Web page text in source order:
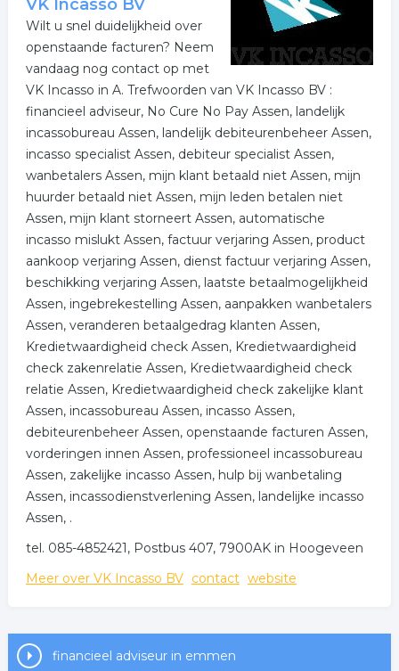
VK Incasso BV
Wilt u snel duidelijkheid over
openstaande facturen? Neem
vandaag nog contact op met
VK Incasso in A. Trefwoorden van VK Incasso BV :
financieel adviseur, No Cure No Pay Assen, landelijk
incassobureau Assen, landelijk debiteurenbeheer Assen,
incasso specialist Assen, debiteur specialist Assen,
wanbetalers Assen, mijn klant betaald niet Assen, mijn
huurder betaald niet Assen, mijn leden betalen niet
Assen, mijn klant storneert Assen, automatische
incasso mislukt Assen, factuur verjaring Assen, product
aankoop verjaring Assen, dienst factuur verjaring Assen,
beschikking verjaring Assen, laatste betaalmogelijkheid
Assen, ingebrekestelling Assen, aanpakken wanbetalers
Assen, veranderen betaalgedrag klanten Assen,
Kredietwaardigheid check Assen, Kredietwaardigheid
check zakenrelatie Assen, Kredietwaardigheid check
relatie Assen, Kredietwaardigheid check zakelijke klant
Assen, incassobureau Assen, incasso Assen,
debiteurenbeheer Assen, openstaande facturen Assen,
vorderingen innen Assen, professioneel incassobureau
Assen, zakelijke incasso Assen, hulp bij wanbetaling
Assen, incassodienstverlening Assen, landelijke incasso
Assen, .
tel. 085-4852421, Postbus 407, 7900AK in Hoogeveen
Meer over VK Incasso BV contact website
financieel adviseur in emmen